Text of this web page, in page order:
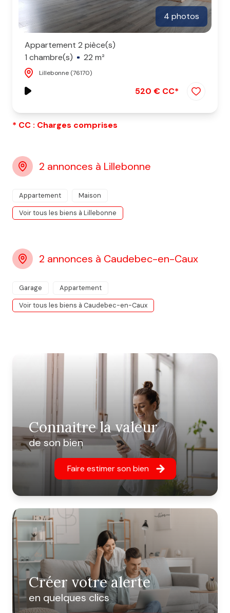
4 photos
Appartement 2 pièce(s)
1 chambre(s)
22 m²
Lillebonne (76170)
520 € CC*
* CC : Charges comprises
2 annonces à Lillebonne
Appartement
Maison
Voir tous les biens à Lillebonne
2 annonces à Caudebec-en-Caux
Garage
Appartement
Voir tous les biens à Caudebec-en-Caux
Connaitre la valeur
de son bien
Faire estimer son bien
Créer votre alerte
en quelques clics